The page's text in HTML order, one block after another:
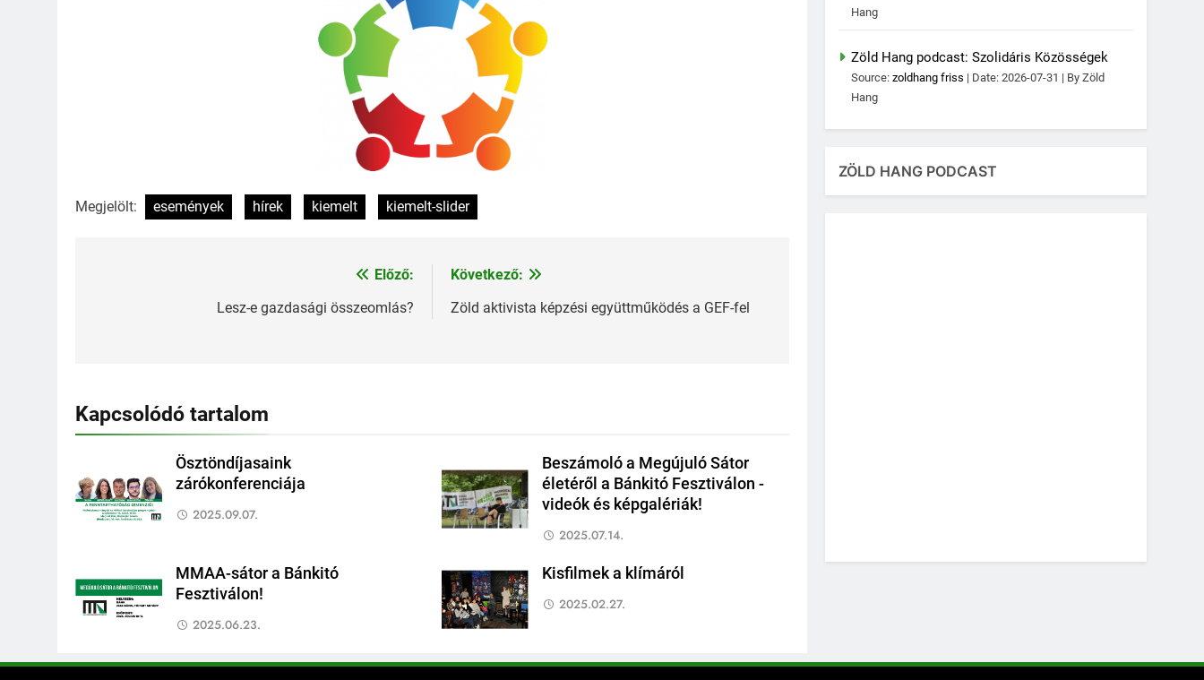
Megjelölt: események hírek kiemelt kiemelt-slider
Előző:
Lesz-e gazdasági összeomlás?
Következő:
Zöld aktivista képzési együttműködés a GEF-fel
Kapcsolódó tartalom
Ösztöndíjasaink
zárókonferenciája
2025.09.07.
Beszámoló a Megújuló Sátor
életéről a Bánkitó Fesztiválon -
videók és képgalériák!
2025.07.14.
MMAA-sátor a Bánkitó
Fesztiválon!
2025.06.23.
Kisfilmek a klímáról
2025.02.27.
Hang
Zöld Hang podcast: Szolidáris Közösségek
Source:zoldhang friss Date: 2026-07-31
By Zöld
Hang
ZÖLD HANG PODCAST